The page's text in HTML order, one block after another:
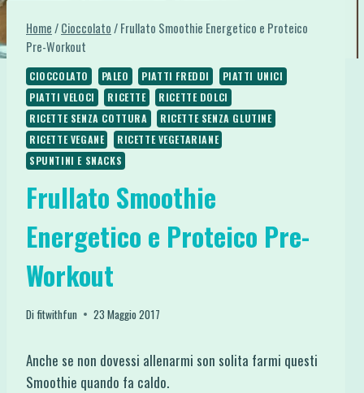
Home/Cioccolato/Frullato Smoothie Energetico e Proteico
Pre-Workout
CIOCCOLATO PALEO PIATTI FREDDI
PIATTI UNICI
PIATTI VELOCI
RICETTE
RICETTE DOLCI
RICETTE SENZA COTTURA
RICETTE SENZA GLUTINE
RICETTE VEGANE
RICETTE VEGETARIANE
SPUNTINI E SNACKS
Frullato Smoothie
Energetico e Proteico Pre-
Workout
Difitwithfun 23 Maggio 2017
Anche se non dovessi allenarmi son solita farmi questi
Smoothie quando fa caldo.